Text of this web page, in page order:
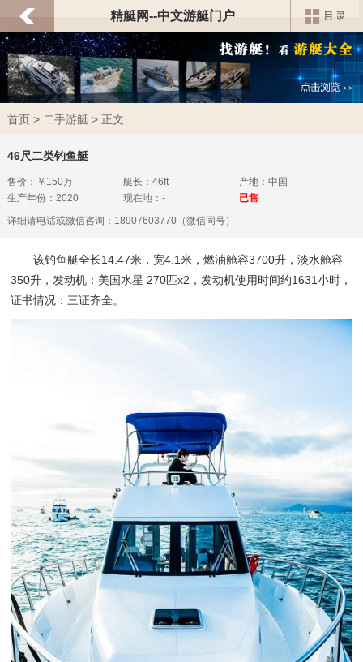
精艇网--中文游艇门户
首页> 二手游艇 > 正文
46尺二类钓鱼艇
售价：￥150万 艇长：46ft
产地：中国
生产年份：2020
现在地：-
已售
详细请电话或微信咨询：18907603770（微信同号）
该钓鱼艇全长14.47米，宽4.1米，燃油舱容3700升，淡水舱容
350升，发动机：美国水星 270匹x2，发动机使用时间约1631小时，
证书情况：三证齐全。